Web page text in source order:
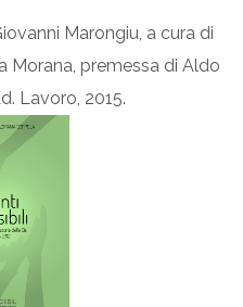
Marongiu, a cura di
Morana, premessa di Aldo
Lavoro, 2015.